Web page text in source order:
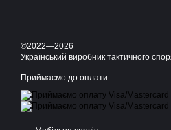
©2022—2026
Український виробник тактичного
Приймаємо до оплати